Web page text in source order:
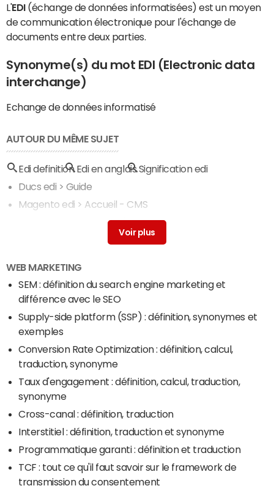
L'EDI(échange de données informatisées) est un moyen
de communication électronique pour l'échange de
documents entre deux parties.
Synonyme(s) du mot EDI (Electronic data
interchange)
Echange de données informatisé
AUTOUR DU MÊME SUJET
Edi definition Edi en anglais Signification edi
Ducs edi > Guide
Magento edi > Accueil - CMS
PrestaShop : tout ce qu'il faut savoir
WEB MARKETING
SEM : définition du search engine marketing et
différence avec le SEO
Supply-side platform (SSP) : définition, synonymes et
exemples
Conversion Rate Optimization : définition, calcul,
traduction, synonyme
Taux d'engagement : définition, calcul, traduction,
synonyme
Cross-canal : définition, traduction
Interstitiel : définition, traduction et synonyme
Programmatique garanti : définition et traduction
TCF : tout ce qu'il faut savoir sur le framework de
transmission du consentement